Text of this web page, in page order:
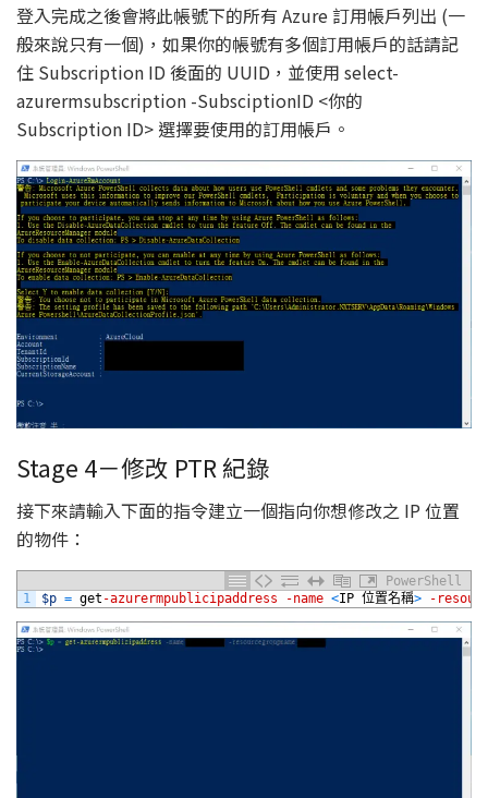
登入完成之後會將此帳號下的所有 Azure 訂用帳戶列出 (一
般來說只有一個)，如果你的帳號有多個訂用帳戶的話請記
住 Subscription ID 後面的 UUID，並使用 select-
azurermsubscription -SubsciptionID <你的
Subscription ID> 選擇要使用的訂用帳戶。
Stage 4－修改 PTR 紀錄
接下來請輸入下面的指令建立一個指向你想修改之 IP 位置
的物件：
PowerShell
1
$p = get -azurermpublicipaddress -name <IP 位置名稱> -